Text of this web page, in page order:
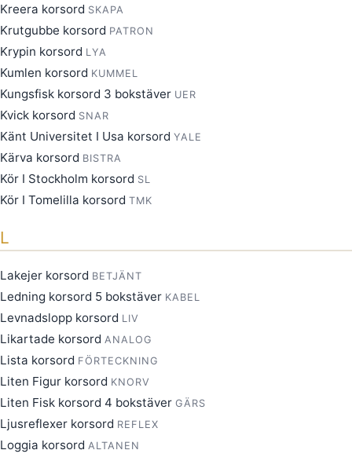
Kreera korsord SKAPA
Krutgubbe korsord PATRON
Krypin korsord LYA
Kumlen korsord KUMMEL
Kungsfisk korsord 3 bokstäver UER
Kvick korsord SNAR
Känt Universitet I Usa korsord YALE
Kärva korsord BISTRA
Kör I Stockholm korsord SL
Kör I Tomelilla korsord TMK
L
Lakejer korsord BETJÄNT
Ledning korsord 5 bokstäver KABEL
Levnadslopp korsord LIV
Likartade korsord ANALOG
Lista korsord FÖRTECKNING
Liten Figur korsord KNORV
Liten Fisk korsord 4 bokstäver GÄRS
Ljusreflexer korsord REFLEX
Loggia korsord ALTANEN